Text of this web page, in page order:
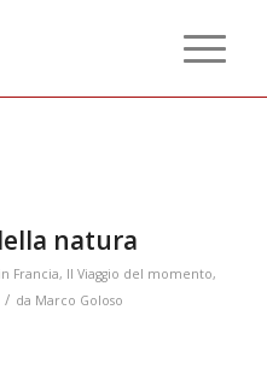
natura
in Francia, Il Viaggio del momento,
/ da Marco Goloso